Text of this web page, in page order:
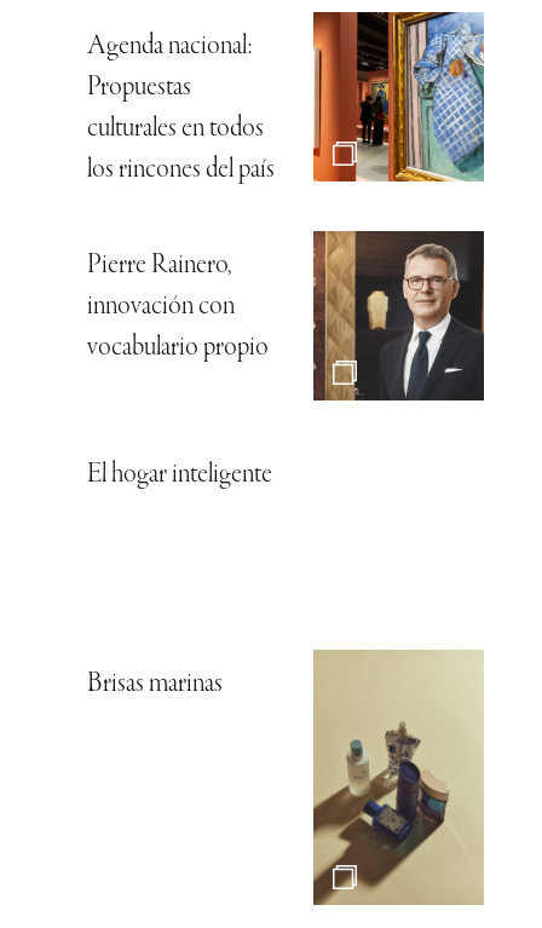
Agenda nacional:
Propuestas
culturales en todos
los rincones del país
Pierre Rainero,
innovación con
vocabulario propio
El hogar inteligente
Brisas marinas